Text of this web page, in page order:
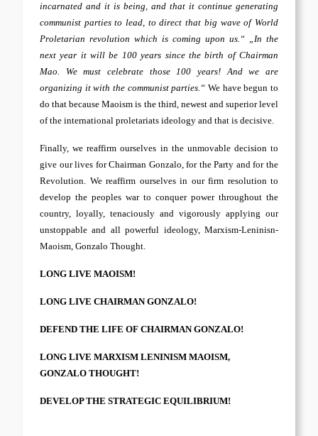
incarnated and it is being, and that it continue generating
communist parties to lead, to direct that big wave of World
Proletarian revolution which is coming upon us.“ „In the
next year it will be 100 years since the birth of Chairman
Mao. We must celebrate those 100 years! And we are
organizing it with the communist parties.“ We have begun to
do that because Maoism is the third, newest and superior level
of the international proletariats ideology and that is decisive.
Finally, we reaffirm ourselves in the unmovable decision to
give our lives for Chairman Gonzalo, for the Party and for the
Revolution. We reaffirm ourselves in our firm resolution to
develop the peoples war to conquer power throughout the
country, loyally, tenaciously and vigorously applying our
unstoppable and all powerful ideology, Marxism-Leninisn-
Maoism, Gonzalo Thought.
LONG LIVE MAOISM!
LONG LIVE CHAIRMAN GONZALO!
DEFEND THE LIFE OF CHAIRMAN GONZALO!
LONG LIVE MARXISM LENINISM MAOISM,
GONZALO THOUGHT!
DEVELOP THE STRATEGIC EQUILIBRIUM!